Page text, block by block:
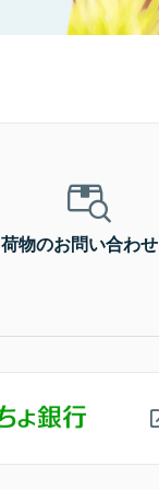
荷物のお問い合わせ